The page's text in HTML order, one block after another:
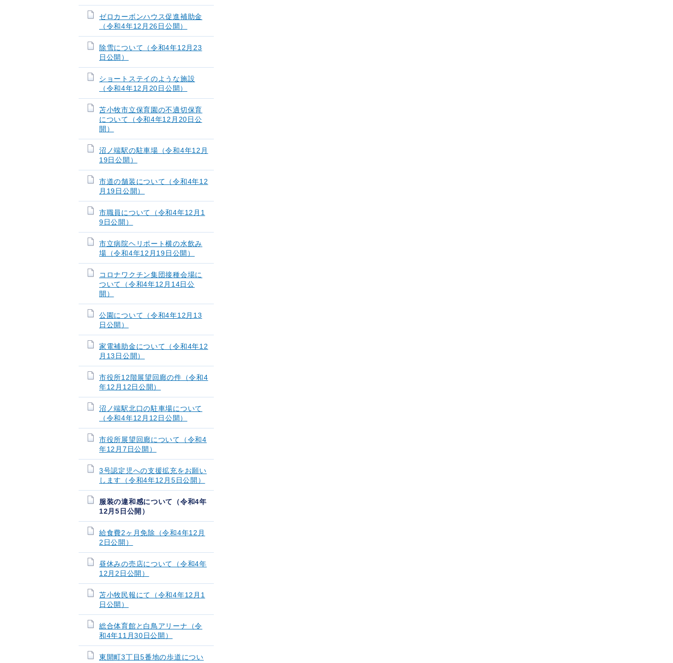
ゼロカーボンハウス促進補助金
（令和4年12月26日公開）
除雪について（令和4年12月23
日公開）
ショートステイのような施設
（令和4年12月20日公開）
苫小牧市立保育園の不適切保育
について（令和4年12月20日公
開）
沼ノ端駅の駐車場（令和4年12月
19日公開）
市道の舗装について（令和4年12
月19日公開）
市職員について（令和4年12月1
9日公開）
市立病院ヘリポート横の水飲み
場（令和4年12月19日公開）
コロナワクチン集団接種会場に
ついて（令和4年12月14日公
開）
公園について（令和4年12月13
日公開）
家電補助金について（令和4年12
月13日公開）
市役所12階展望回廊の件（令和4
年12月12日公開）
沼ノ端駅北口の駐車場について
（令和4年12月12日公開）
市役所展望回廊について（令和4
年12月7日公開）
3号認定児への支援拡充をお願い
します（令和4年12月5日公開）
服装の違和感について（令和4年
12月5日公開）
給食費2ヶ月免除（令和4年12月
2日公開）
昼休みの売店について（令和4年
12月2日公開）
苫小牧民報にて（令和4年12月1
日公開）
総合体育館と白鳥アリーナ（令
和4年11月30日公開）
東開町3丁目5番地の歩道につい